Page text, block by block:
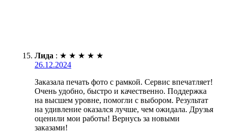
Лида : ★ ★ ★ ★ ★
26.12.2024
Заказала печать фото с рамкой. Сервис впечатляет!
Очень удобно, быстро и качественно. Поддержка
на высшем уровне, помогли с выбором. Результат
на удивление оказался лучше, чем ожидала. Друзья
оценили мои работы! Вернусь за новыми
заказами!